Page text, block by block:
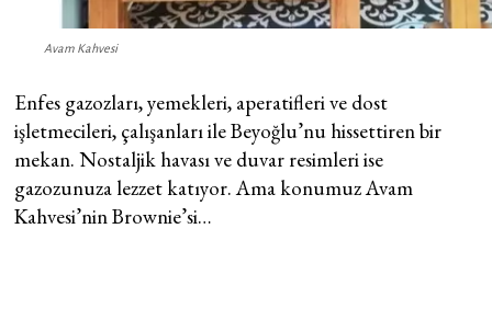
Avam Kahvesi
Enfes gazozları, yemekleri, aperatifleri ve dost
işletmecileri, çalışanları ile Beyoğlu’nu hissettiren bir
mekan. Nostaljik havası ve duvar resimleri ise
gazozunuza lezzet katıyor. Ama konumuz Avam
Kahvesi’nin Brownie’si…